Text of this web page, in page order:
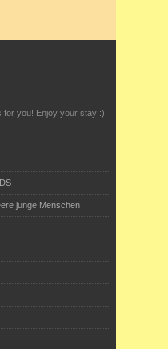
for you! Enjoy your stay :)
junge Menschen